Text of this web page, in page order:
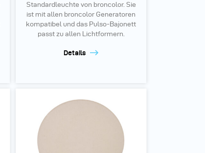
Standardleuchte von broncolor. Sie
ist mit allen broncolor Generatoren
kompatibel und das Pulso-Bajonett
passt zu allen Lichtformern.
Details